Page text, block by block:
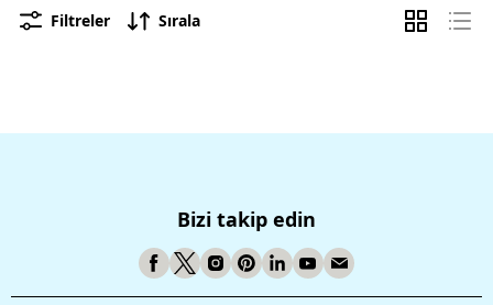
Filtreler Sırala
Bizi takip edin